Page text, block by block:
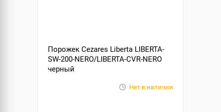
Порожек Cezares Liberta LIBERTA-
SW-200-NERO/LIBERTA-CVR-NERO
черный
Нет в наличии